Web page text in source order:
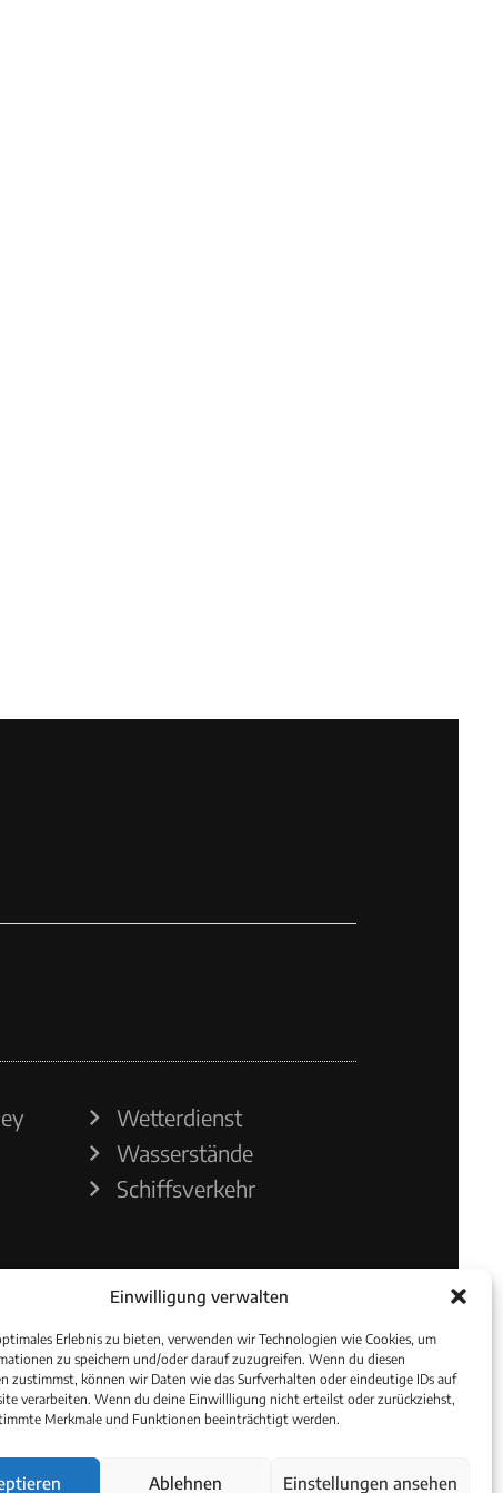
Einwilligung verwalten
Erlebnis zu bieten, verwenden wir Technologien wie Cookies, um
zu speichern und/oder darauf zuzugreifen. Wenn du diesen
zustimmst, können wir Daten wie das Surfverhalten oder eindeutige IDs auf
verarbeiten. Wenn du deine Einwillligung nicht erteilst oder zurückziehst,
Merkmale und Funktionen beeinträchtigt werden.
Ablehnen Einstellungen ansehen
Wetterdienst
Wasserstände
Schiffsverkehr